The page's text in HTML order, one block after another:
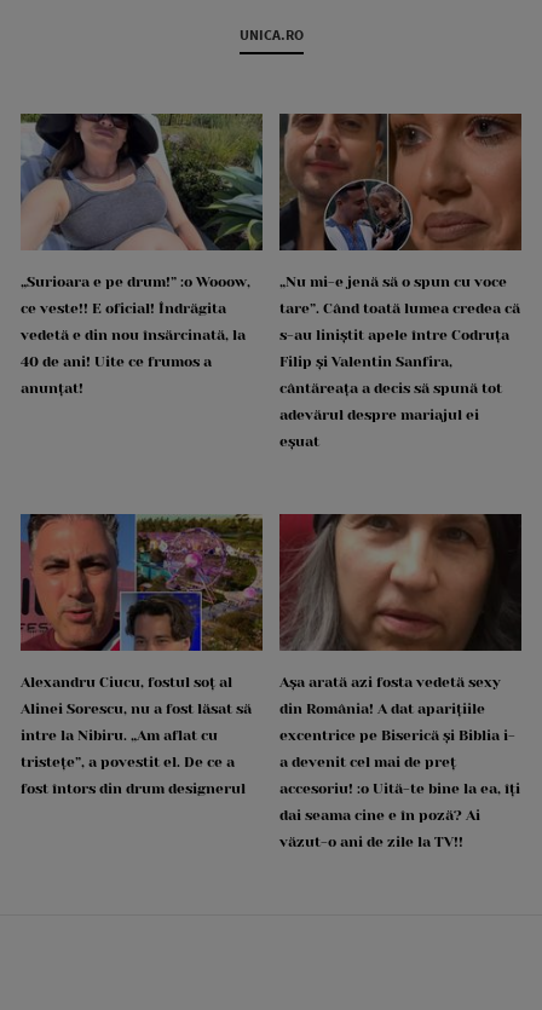
UNICA.RO
„Surioara e pe drum!” :o Wooow,
ce veste!! E oficial! Îndrăgita
vedetă e din nou însărcinată, la
40 de ani! Uite ce frumos a
anunțat!
„Nu mi-e jenă să o spun cu voce
tare”. Când toată lumea credea că
s-au liniștit apele între Codruța
Filip și Valentin Sanfira,
cântăreața a decis să spună tot
adevărul despre mariajul ei
eșuat
Alexandru Ciucu, fostul soț al
Alinei Sorescu, nu a fost lăsat să
intre la Nibiru. „Am aflat cu
tristețe”, a povestit el. De ce a
fost întors din drum designerul
Așa arată azi fosta vedetă sexy
din România! A dat aparițiile
excentrice pe Biserică și Biblia i-
a devenit cel mai de preț
accesoriu! :o Uită-te bine la ea, îți
dai seama cine e în poză? Ai
văzut-o ani de zile la TV!!